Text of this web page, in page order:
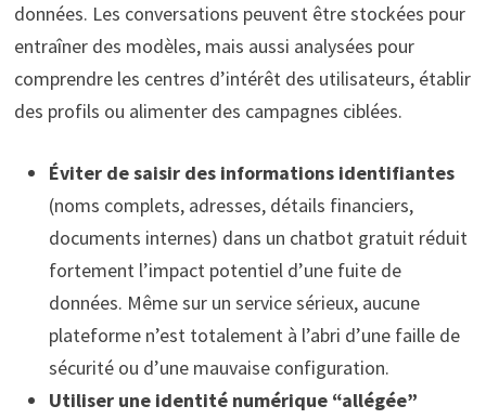
données. Les conversations peuvent être stockées pour
entraîner des modèles, mais aussi analysées pour
comprendre les centres d’intérêt des utilisateurs, établir
des profils ou alimenter des campagnes ciblées.
Éviter de saisir des informations identifiantes
(noms complets, adresses, détails financiers,
documents internes) dans un chatbot gratuit réduit
fortement l’impact potentiel d’une fuite de
données. Même sur un service sérieux, aucune
plateforme n’est totalement à l’abri d’une faille de
sécurité ou d’une mauvaise configuration.
Utiliser une identité numérique “allégée”